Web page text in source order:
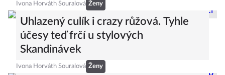
Ivona Horváth Souralová Ženy
Uhlazený culík i crazy růžová. Tyhle
účesy teď frčí u stylových
Skandinávek
Ivona Horváth Souralová Ženy